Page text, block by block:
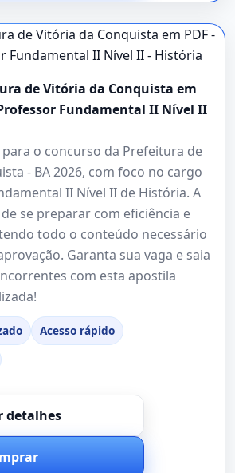
de Vitória da Conquista em
Professor Fundamental II Nível II
para o concurso da Prefeitura de
- BA 2026, com foco no cargo
II Nível II de História. A
se preparar com eficiência e
todo o conteúdo necessário
Garanta sua vaga e saia
com esta apostila
Acesso rápido
detalhes